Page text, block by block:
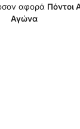
αφορά Πόντοι
Αγώνα